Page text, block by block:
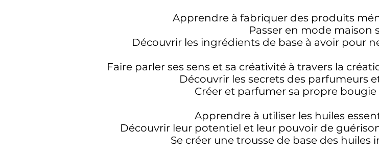
Apprendre à fabriquer des produits
Passer en mode maison
Découvrir les ingrédients de base à avoir pour
Faire parler ses sens et sa créativité à travers la
Découvrir les secrets des parfumeurs
Créer et parfumer sa propre bougie
Apprendre à utiliser les huiles
Découvrir leur potentiel et leur pouvoir de
Se créer une trousse de base des